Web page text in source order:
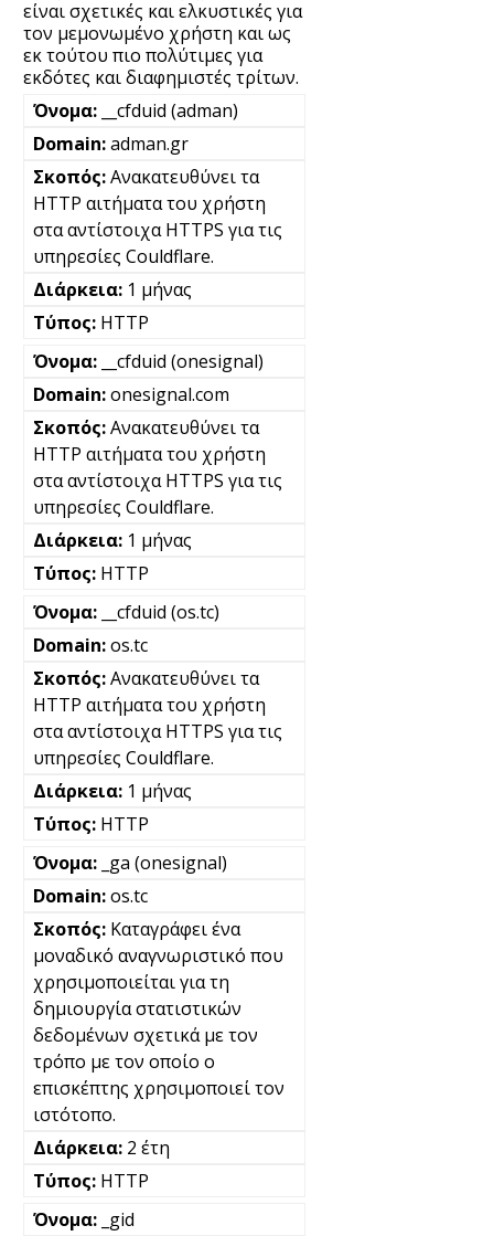
είναι σχετικές και ελκυστικές για
τον μεμονωμένο χρήστη και ως
εκ τούτου πιο πολύτιμες για
εκδότες και διαφημιστές τρίτων.
__cfduid (adman)
adman.gr
Ανακατευθύνει τα
HTTP αιτήματα του χρήστη
στα αντίστοιχα HTTPS για τις
υπηρεσίες Couldflare.
1 μήνας
HTTP
__cfduid (onesignal)
onesignal.com
Ανακατευθύνει τα
HTTP αιτήματα του χρήστη
στα αντίστοιχα HTTPS για τις
υπηρεσίες Couldflare.
1 μήνας
HTTP
__cfduid (os.tc)
os.tc
Ανακατευθύνει τα
HTTP αιτήματα του χρήστη
στα αντίστοιχα HTTPS για τις
υπηρεσίες Couldflare.
1 μήνας
HTTP
_ga (onesignal)
os.tc
Καταγράφει ένα
μοναδικό αναγνωριστικό που
χρησιμοποιείται για τη
δημιουργία στατιστικών
δεδομένων σχετικά με τον
τρόπο με τον οποίο ο
επισκέπτης χρησιμοποιεί τον
ιστότοπο.
2 έτη
HTTP
_gid